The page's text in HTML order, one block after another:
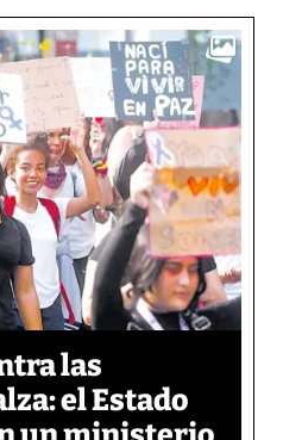
las
el Estado